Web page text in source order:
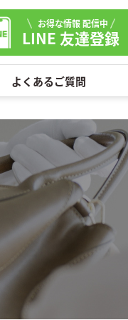
お得な情報 配信中
LINE 友達登録
よくあるご質問